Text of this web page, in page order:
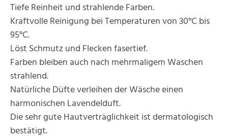
Tiefe Reinheit und strahlende Farben.
Kraftvolle Reinigung bei Temperaturen von 30°C bis
95°C.
Löst Schmutz und Flecken fasertief.
Farben bleiben auch nach mehrmaligem Waschen
strahlend.
Natürliche Düfte verleihen der Wäsche einen
harmonischen Lavendelduft.
Die sehr gute Hautverträglichkeit ist dermatologisch
bestätigt.